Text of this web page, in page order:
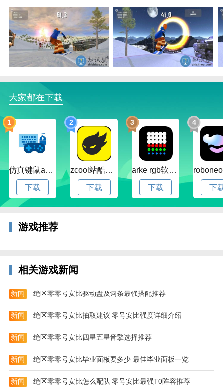
冬天到了！喜欢玩滑雪吗？我的答案是肯定的，不过都
市里没有滑雪场地，以前我们可以在电脑上玩滑雪游
戏，现在安卓手机上也能玩滑雪了！疯狂滑雪(Crazy
Snowboard)就是款节奏激烈的3D滑雪动作游戏，画面
和速度感都很不错！
- 11个新的奖杯和称号；
- 逼真的3D游戏图形界面；
- 24个不同的滑雪板爱好者选手；
- 24个各具特色的滑雪板；
- 16种触摸激活的空中特技；
大家都在下载
1
仿真键鼠app官方版下载v1.4.3.58 安卓最新版
下载
2
zcool站酷官方版下载v5.15.0 安卓最新版本
下载
3
arke rgb软件下载v20.0 安卓版
下载
4
下
游戏推荐
相关游戏新闻
新闻 绝区零零号安比驱动盘及词条最强搭配推荐
新闻 绝区零零号安比抽取建议|零号安比强度详细介绍
新闻 绝区零零号安比四星五星音擎选择推荐
新闻 绝区零零号安比毕业面板要多少 最佳毕业面板一览
新闻 绝区零零号安比怎么配队|零号安比最强T0阵容推荐